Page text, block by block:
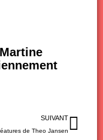
SUIVANT
de Theo Jansen